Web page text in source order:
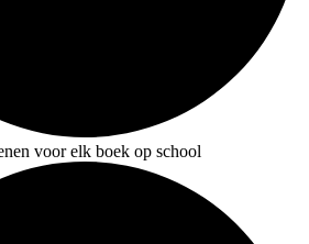
voor elk boek op school